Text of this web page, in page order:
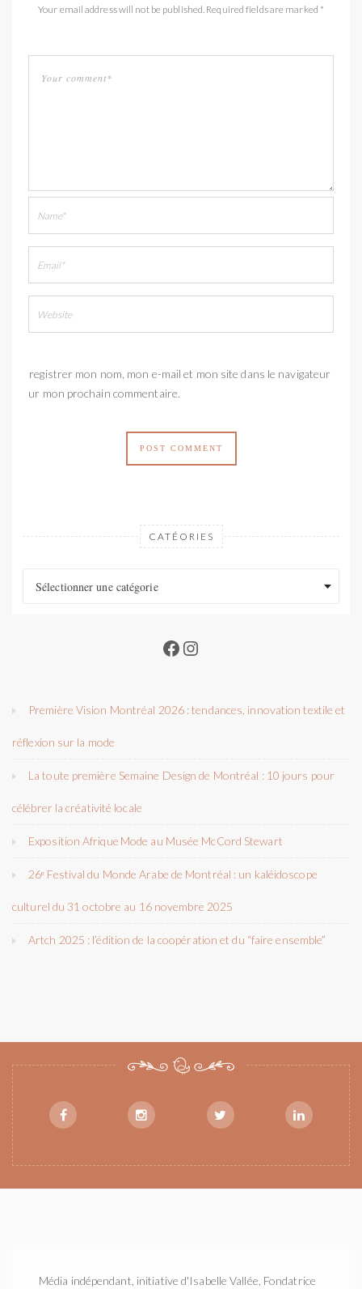
Your email address will not be published. Required fields are marked *
Enregistrer mon nom, mon e-mail et mon site dans le navigateur
pour mon prochain commentaire.
CATÉORIES
Sélectionner une catégorie
Facebook
Instagram
Première Vision Montréal 2026 : tendances, innovation textile et
réflexion sur la mode
La toute première Semaine Design de Montréal : 10 jours pour
célébrer la créativité locale
Exposition Afrique Mode au Musée McCord Stewart
26ᵉ Festival du Monde Arabe de Montréal : un kaléidoscope
culturel du 31 octobre au 16 novembre 2025
Artch 2025 : l’édition de la coopération et du “faire ensemble”
Média indépendant, initiative d'Isabelle Vallée, Fondatrice